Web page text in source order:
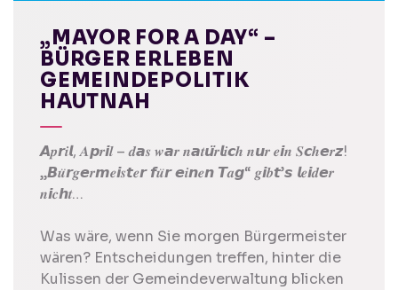
„MAYOR FOR A DAY“ –
BÜRGER ERLEBEN
GEMEINDEPOLITIK
HAUTNAH
𝘼𝒑𝙧𝒊𝙡, 𝑨𝙥𝒓𝙞𝒍 – 𝒅𝙖𝒔 𝒘𝙖𝒓 𝒏𝙖𝒕𝙪̈𝒓𝙡𝒊𝙘𝒉 𝒏𝙪𝒓 𝒆𝙞𝒏 𝑺𝙘𝒉𝙚𝒓𝙯!
„𝘽𝒖̈𝙧𝒈𝙚𝒓𝙢𝒆𝙞𝒔𝙩𝒆𝙧 𝙛𝒖̈𝙧 𝙚𝒊𝙣𝒆𝙣 𝙏𝒂𝙜“ 𝒈𝙞𝒃𝙩’𝙨 𝙡𝒆𝙞𝒅𝙚𝒓
𝒏𝙞𝒄𝙝𝒕…
Was wäre, wenn Sie morgen Bürgermeister
wären? Entscheidungen treffen, hinter die
Kulissen der Gemeindeverwaltung blicken